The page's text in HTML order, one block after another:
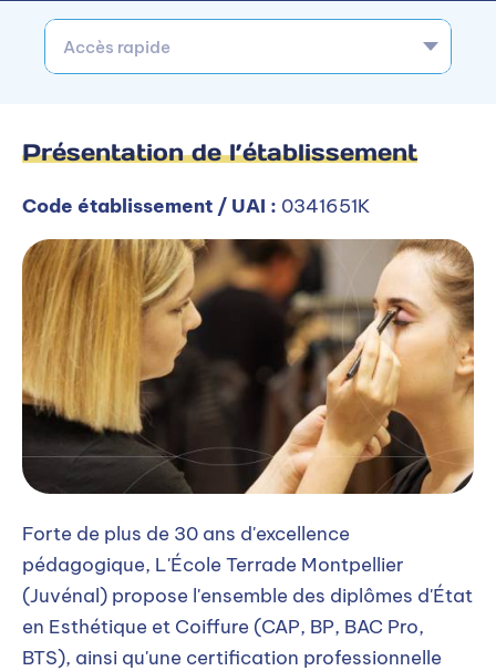
Accès rapide
Présentation de l’établissement
Code établissement / UAI : 0341651K
Forte de plus de 30 ans d'excellence
pédagogique, L'École Terrade Montpellier
(Juvénal) propose l'ensemble des diplômes d'État
en Esthétique et Coiffure (CAP, BP, BAC Pro,
BTS), ainsi qu'une certification professionnelle